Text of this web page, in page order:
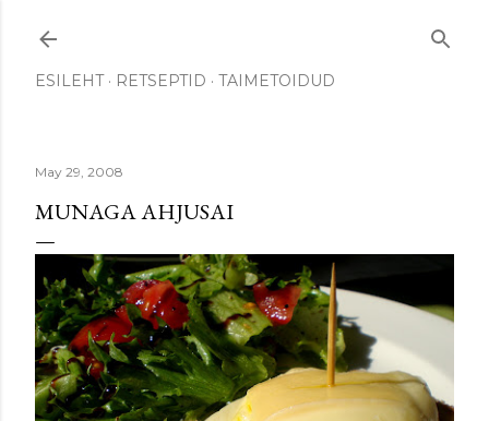
ESILEHT RETSEPTID TAIMETOIDUD
May 29, 2008
MUNAGA AHJUSAI